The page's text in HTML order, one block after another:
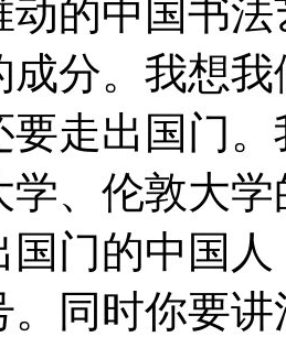
动的中国书
成分。我想
要走出国门
学、伦敦大
国门的中国
。同时你要